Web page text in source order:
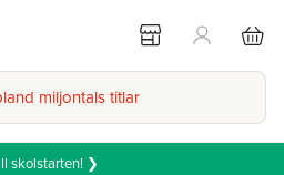
miljontals titlar
skolstarten! ❯